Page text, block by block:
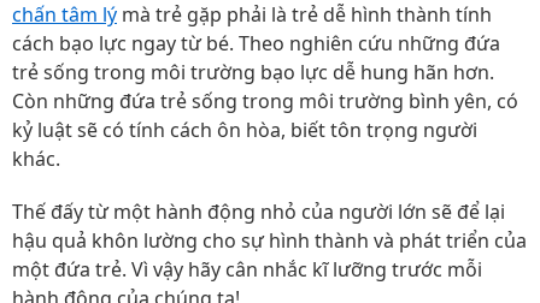
chấn tâm lý mà trẻ gặp phải là trẻ dễ hình thành tính
cách bạo lực ngay từ bé. Theo nghiên cứu những đứa
trẻ sống trong môi trường bạo lực dễ hung hãn hơn.
Còn những đứa trẻ sống trong môi trường bình yên, có
kỷ luật sẽ có tính cách ôn hòa, biết tôn trọng người
khác.
Thế đấy từ một hành động nhỏ của người lớn sẽ để lại
hậu quả khôn lường cho sự hình thành và phát triển của
một đứa trẻ. Vì vậy hãy cân nhắc kĩ lưỡng trước mỗi